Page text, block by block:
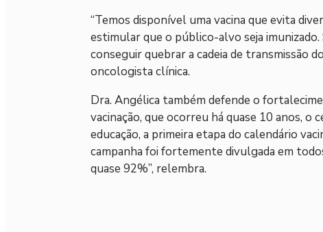
“Temos disponível uma vacina que evita
estimular que o público-alvo seja
conseguir quebrar a cadeia de transmissão
oncologista clínica.
Dra. Angélica também defende o
vacinação, que ocorreu há quase 10 anos, o
educação, a primeira etapa do calendário
campanha foi fortemente divulgada em
quase 92%”, relembra.